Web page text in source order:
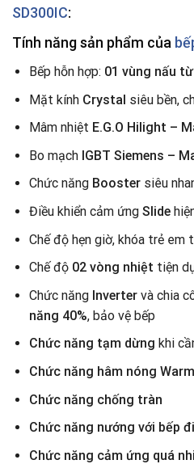
SD300IC:
Tính năng sản phẩm của
Bếp hỗn hợp: 01 vùng nấu
Mặt kính Crystal siêu bền,
Mâm nhiệt E.G.O Hilight –
Bo mạch IGBT Siemens –
Chức năng Boostersiêu
Điều khiển cảm ứng Slide
Chế độ hẹn giờ, khóa trẻ em
Chế độ 02 vòng nhiệt tiện
Chức năngInvertervà chia
năng 40%, bảo vệ bếp
Chức năng tạm dừng khi
Chức năng hâm nóng
Chức năng chống tràn
Chức năng nướng với bếp
Chức năng cảm ứng quá